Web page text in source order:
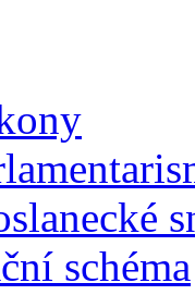
schéma